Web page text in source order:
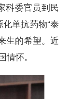
科委官员到民
单抗药物“泰
生的希望。近
怀。